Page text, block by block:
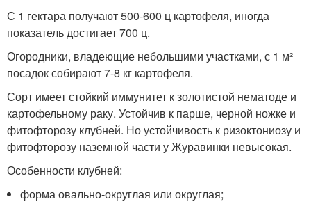
С 1 гектара получают 500-600 ц картофеля, иногда
показатель достигает 700 ц.
Огородники, владеющие небольшими участками, с 1 м²
посадок собирают 7-8 кг картофеля.
Сорт имеет стойкий иммунитет к золотистой нематоде и
картофельному раку. Устойчив к парше, черной ножке и
фитофторозу клубней. Но устойчивость к ризоктониозу и
фитофторозу наземной части у Журавинки невысокая.
Особенности клубней:
форма овально-округлая или округлая;